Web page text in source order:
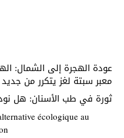
عودة الهجرة إلى الشمال:
معبر سبتة لغز يتكرر من جديد
ثورة في طب الأسنان: هل
écologique au